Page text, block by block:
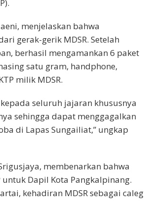
menjelaskan bahwa
gerak-gerik MDSR. Setelah
berhasil mengamankan 6 paket
satu gram, handphone,
milik MDSR.
seluruh jajaran khususnya
sehingga dapat menggagalkan
di Lapas Sungailiat,” ungkap
membenarkan bahwa
untuk Dapil Kota Pangkalpinang.
kehadiran MDSR sebagai caleg